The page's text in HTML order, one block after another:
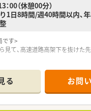
：00（休憩00分）
1日8時間/週40時間以内、
です>
見て、高速道路高架下を抜けた
シンプルなデザインで、待合は
のスペースが確保されている
る お問